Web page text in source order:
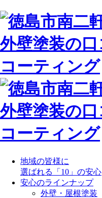
地域の皆様に
選ばれる「10」の安心
安心のラインナップ
外壁・屋根塗装